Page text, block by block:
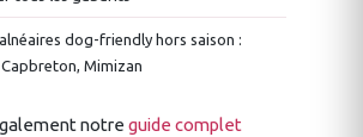
dog-friendly hors saison :
Mimizan
notre guide complet